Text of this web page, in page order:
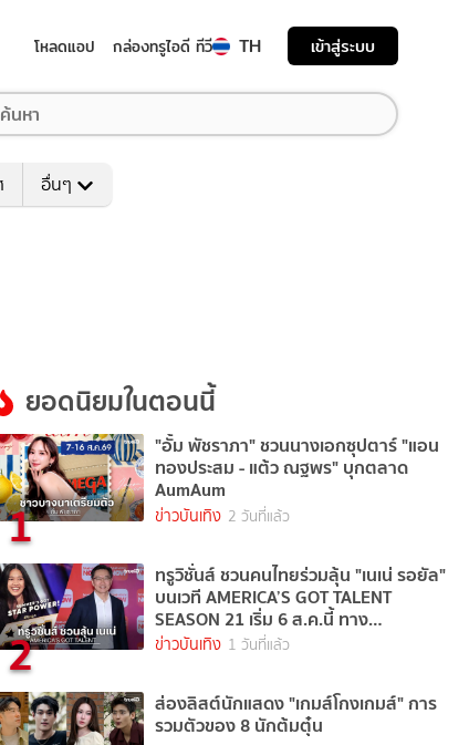
โหลดแอป กล่องทรูไอดี ทีวี TH เข้าสู่ระบบ
อื่นๆ
ยอดนิยมในตอนนี้
1
"อั้ม พัชราภา" ชวนนางเอกซุปตาร์ "แอน
ทองประสม - แต้ว ณฐพร" บุกตลาด
AumAum
ข่าวบันเทิง 2 วันที่แล้ว
2
ทรูวิชั่นส์ ชวนคนไทยร่วมลุ้น "เนเน่ รอยัล"
บนเวที AMERICA’S GOT TALENT
SEASON 21 เริ่ม 6 ส.ค.นี้ ทาง
TrueVisions NOW
ข่าวบันเทิง 1 วันที่แล้ว
ส่องลิสต์นักแสดง "เกมส์โกงเกมส์" การ
รวมตัวของ 8 นักต้มตุ๋น